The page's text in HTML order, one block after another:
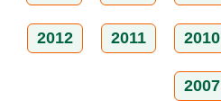
2012 2011 2010
2007